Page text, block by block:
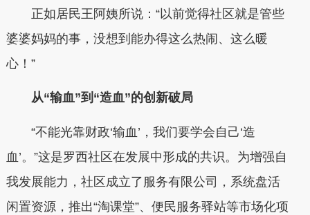
正如居民王阿姨所说：“以前觉得社区就是管些
婆婆妈妈的事，没想到能办得这么热闹、这么暖
心！”
从“输血”到“造血”的创新破局
“不能光靠财政‘输血’，我们要学会自己‘造
血’。”这是罗西社区在发展中形成的共识。为增强自
我发展能力，社区成立了服务有限公司，系统盘活
闲置资源，推出“淘课堂”、便民服务驿站等市场化项